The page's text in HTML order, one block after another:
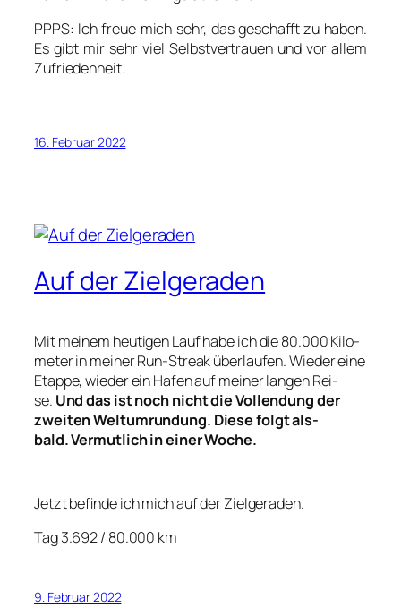
PPPS: Ich freue mich sehr, das geschafft zu haben.
Es gibt mir sehr viel Selbst­ver­trau­en und vor allem
Zufrie­den­heit.
16. Februar 2022
Auf der Zielgeraden
Mit mei­nem heu­ti­gen Lauf habe ich die 80.000 Kilo­
me­ter in mei­ner Run-Streak über­lau­fen. Wie­der eine
Etap­pe, wie­der ein Hafen auf mei­ner lan­gen Rei­
se. Und das ist noch nicht die Voll­endung der
zwei­ten Welt­um­run­dung. Die­se folgt als­
bald.Ver­mut­lich in einer Woche.
Jetzt befin­de ich mich auf der Ziel­ge­ra­den.
Tag 3.692 / 80.000 km
9. Februar 2022